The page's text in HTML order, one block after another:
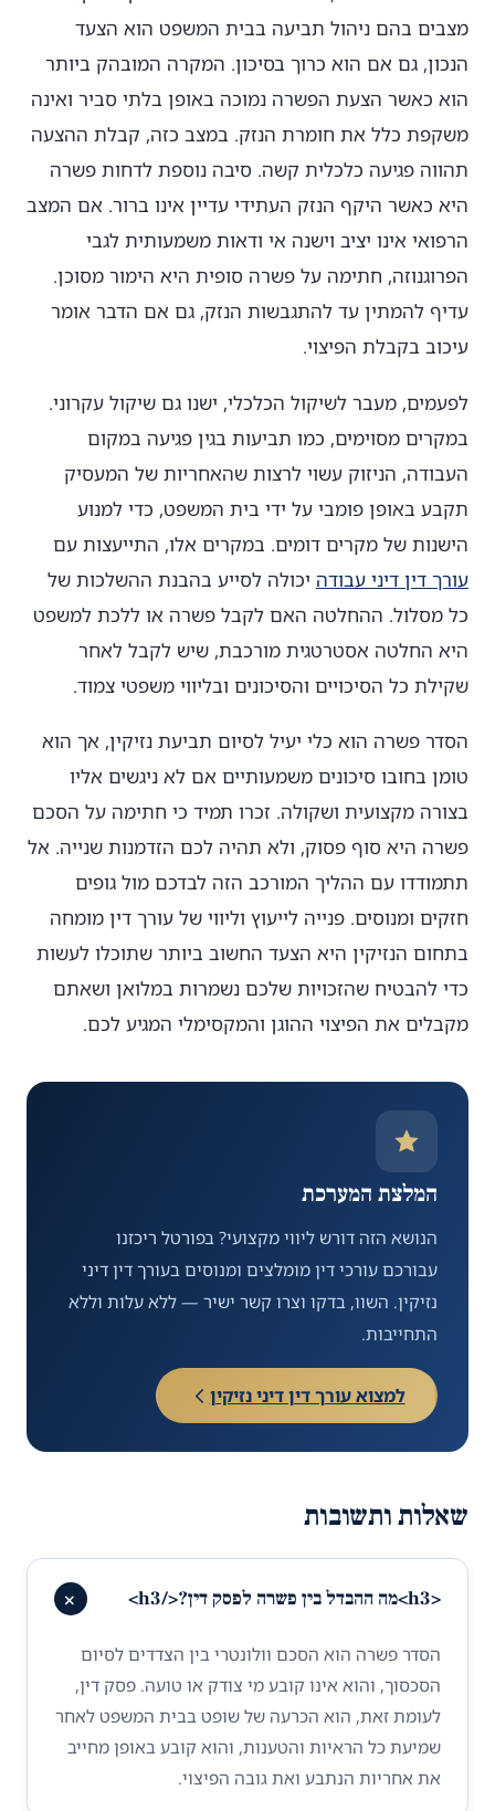
מצבים בהם ניהול תביעה בבית המשפט הוא הצעד
הנכון, גם אם הוא כרוך בסיכון. המקרה המובהק ביותר
הוא כאשר הצעת הפשרה נמוכה באופן בלתי סביר ואינה
משקפת כלל את חומרת הנזק. במצב כזה, קבלת ההצעה
תהווה פגיעה כלכלית קשה. סיבה נוספת לדחות פשרה
היא כאשר היקף הנזק העתידי עדיין אינו ברור. אם המצב
הרפואי אינו יציב וישנה אי ודאות משמעותית לגבי
הפרוגנוזה, חתימה על פשרה סופית היא הימור מסוכן.
עדיף להמתין עד להתגבשות הנזק, גם אם הדבר אומר
עיכוב בקבלת הפיצוי.
לפעמים, מעבר לשיקול הכלכלי, ישנו גם שיקול עקרוני.
במקרים מסוימים, כמו תביעות בגין פגיעה במקום
העבודה, הניזוק עשוי לרצות שהאחריות של המעסיק
תקבע באופן פומבי על ידי בית המשפט, כדי למנוע
הישנות של מקרים דומים. במקרים אלו, התייעצות עם
עורך דין דיני עבודה יכולה לסייע בהבנת ההשלכות של
כל מסלול. ההחלטה האם לקבל פשרה או ללכת למשפט
היא החלטה אסטרטגית מורכבת, שיש לקבל לאחר
שקילת כל הסיכויים והסיכונים ובליווי משפטי צמוד.
הסדר פשרה הוא כלי יעיל לסיום תביעת נזיקין, אך הוא
טומן בחובו סיכונים משמעותיים אם לא ניגשים אליו
בצורה מקצועית ושקולה. זכרו תמיד כי חתימה על הסכם
פשרה היא סוף פסוק, ולא תהיה לכם הזדמנות שנייה. אל
תתמודדו עם ההליך המורכב הזה לבדכם מול גופים
חזקים ומנוסים. פנייה לייעוץ וליווי של עורך דין מומחה
בתחום הנזיקין היא הצעד החשוב ביותר שתוכלו לעשות
כדי להבטיח שהזכויות שלכם נשמרות במלואן ושאתם
מקבלים את הפיצוי ההוגן והמקסימלי המגיע לכם.
המלצת המערכת
הנושא הזה דורש ליווי מקצועי? בפורטל ריכזנו
עבורכם עורכי דין מומלצים ומנוסים בעורך דין דיני
נזיקין. השוו, בדקו וצרו קשר ישיר — ללא עלות וללא
התחייבות.
למצוא עורך דין דיני נזיקין
שאלות ותשובות
<h3>מה ההבדל בין פשרה לפסק דין?</h3> +
הסדר פשרה הוא הסכם וולונטרי בין הצדדים לסיום
הסכסוך, והוא אינו קובע מי צודק או טועה. פסק דין,
לעומת זאת, הוא הכרעה של שופט בבית המשפט לאחר
שמיעת כל הראיות והטענות, והוא קובע באופן מחייב
את אחריות הנתבע ואת גובה הפיצוי.